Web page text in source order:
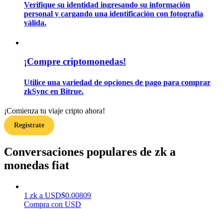
Aprenda cómo mantenerse rentable
Verifique su identidad ingresando su información
personal y cargando una identificación con fotografía
válida.
¡Compre criptomonedas!
Utilice una variedad de opciones de pago para comprar
zkSync en Bitrue.
¡Comienza tu viaje cripto ahora!
Regístrate
Conversaciones populares de zk a
monedas fiat
1 zk a USD$0.00809
Compra con USD